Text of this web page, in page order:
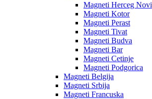
Magneti Herceg Novi
Magneti Kotor
Magneti Perast
Magneti Tivat
Magneti Budva
Magneti Bar
Magneti Cetinje
Magneti Podgorica
Magneti Belgija
Magneti Srbija
Magneti Francuska